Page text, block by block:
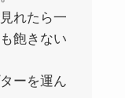
れたら一
飽きない
ーを運ん